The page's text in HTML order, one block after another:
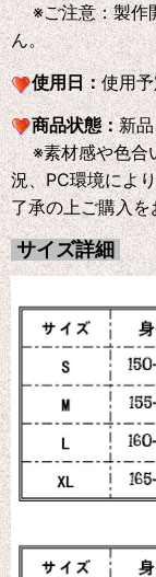
※ご注意：製作
ん。
使用日：使用
商品状態：新
※素材感や色合
況、PC環境によ
了承の上ご購入
サイズ詳細